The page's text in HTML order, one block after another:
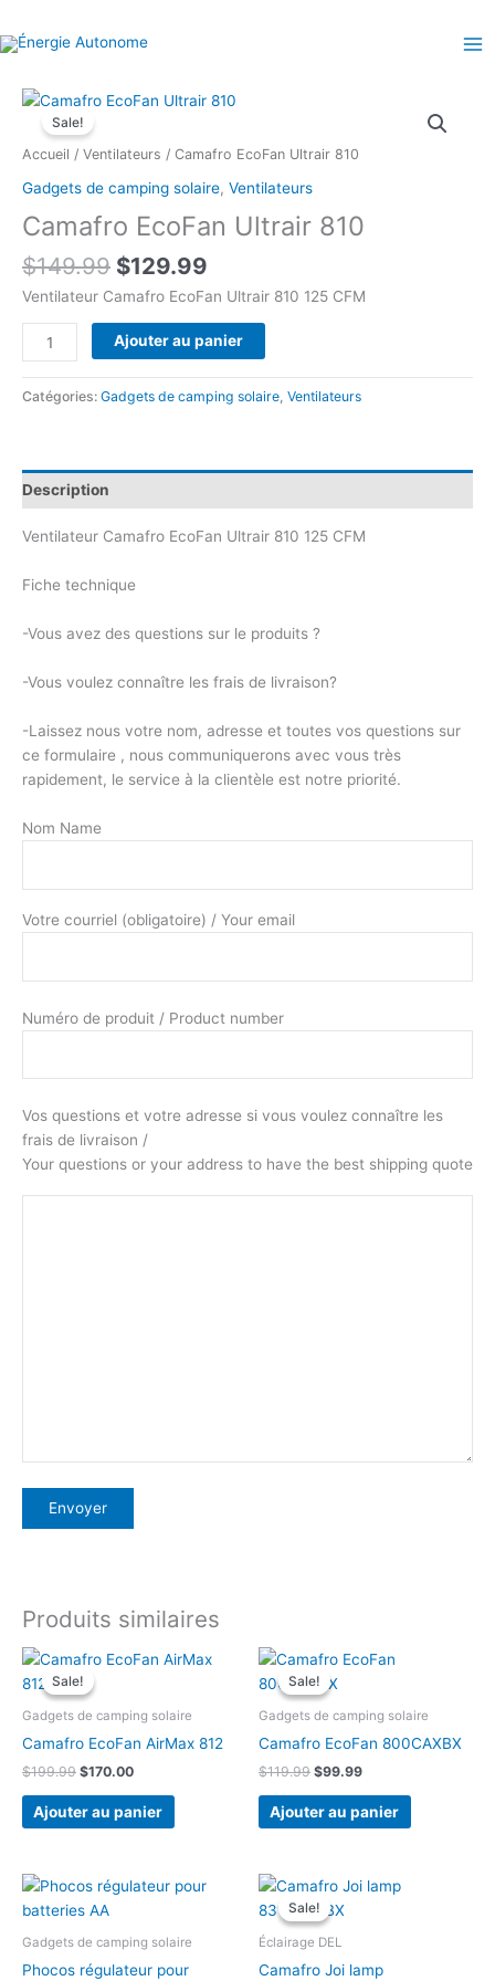
au
Sale!
Accueil / Ventilateurs / Camafro EcoFan Ultrair 810
Gadgets de camping solaire, Ventilateurs
Camafro EcoFan Ultrair 810
$149.99 Le
prix
était :
$149.99.
$129.99
prix
est :
$129.99.
Ventilateur Camafro EcoFan Ultrair 810 125 CFM
quantité
de
Camafro
EcoFan
Ajouter au panier
Catégories: Gadgets de camping solaire, Ventilateurs
Description
Ventilateur Camafro EcoFan Ultrair 810 125 CFM
Fiche technique
-Vous avez des questions sur le produits ?
-Vous voulez connaître les frais de livraison?
-Laissez nous votre nom, adresse et toutes vos questions sur
ce formulaire , nous communiquerons avec vous très
rapidement, le service à la clientèle est notre priorité.
Nom Name
Votre courriel (obligatoire) / Your email
Numéro de produit / Product number
Vos questions et votre adresse si vous voulez connaître les
frais de livraison /
Your questions or your address to have the best shipping quote
Produits similaires
Sale!
Sale!
Gadgets de camping solaire
Camafro EcoFan AirMax 812
$199.99 Le
initial
était :
$170.00Le
actuel
est :
Ajouter au panier
Sale!
Sale!
Gadgets de camping solaire
Camafro EcoFan 800CAXBX
$119.99 Le
initial
était :
$99.99Le
actuel
est :
Ajouter au panier
Gadgets de camping solaire
Phocos régulateur pour
Sale!
Sale!
Éclairage DEL
Camafro Joi lamp